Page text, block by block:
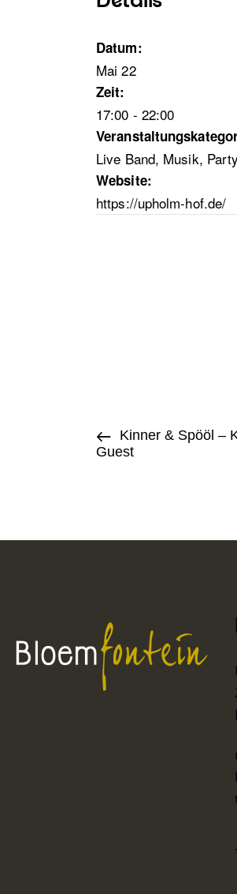
Datum:
Mai 22
Zeit:
17:00 - 22:00
Live Band, Musik, Party
Website:
https://upholm-hof.de/
Kinner & Spööl –
Guest